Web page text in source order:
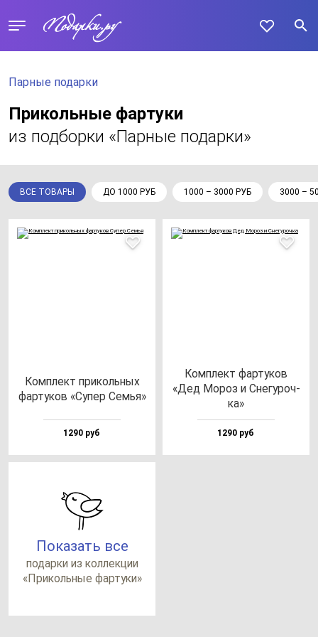
Парные подарки
Прикольные фартуки
из подборки «Парные подарки»
ВСЕ ТОВАРЫ ДО 1000 РУБ 1000 – 3000 РУБ 3000 –
Ком­плект при­коль­ных
фар­ту­ков «Супер Семья»
1290 руб
Ком­плект фар­ту­ков
«Дед Мороз и Сне­гу­роч­
ка»
1290 руб
Показать все
по­дар­ки из кол­лек­ции
«При­коль­ные фар­ту­ки»